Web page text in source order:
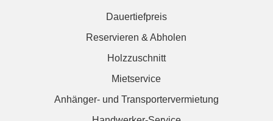
Dauertiefpreis
Reservieren & Abholen
Holzzuschnitt
Mietservice
Anhänger- und Transportervermietung